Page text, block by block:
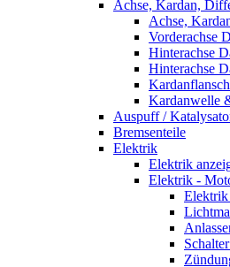
Achse, Kardan,
Achse,
Vorderachse
Hinterachse
Hinterachse
Kardanwelle
Auspuff /
Bremsenteile
Elektrik
Elektrik
Elektrik -
Elektrik